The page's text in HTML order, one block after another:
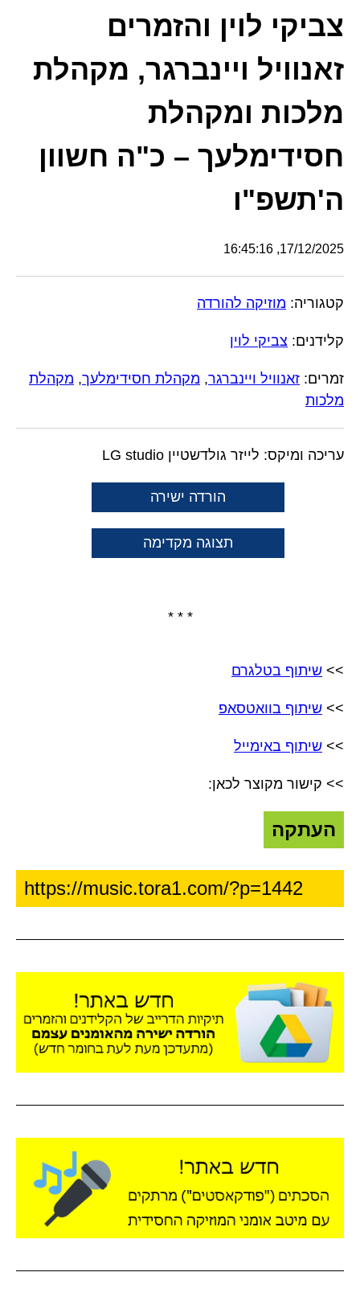
צביקי לוין והזמרים
זאנוויל ויינברגר, מקהלת
מלכות ומקהלת
חסידימלעך – כ"ה חשוון
ה'תשפ"ו
17/12/2025, 16:45:16
קטגוריה: מוזיקה להורדה
קלידנים: צביקי לוין
זמרים: זאנוויל ויינברגר, מקהלת חסידימלעך, מקהלת
מלכות
עריכה ומיקס: לייזר גולדשטיין LG studio
הורדה ישירה
תצוגה מקדימה
* * *
>> שיתוף בטלגרם
>> שיתוף בוואטסאפ
>> שיתוף באימייל
>> קישור מקוצר לכאן:
העתקה